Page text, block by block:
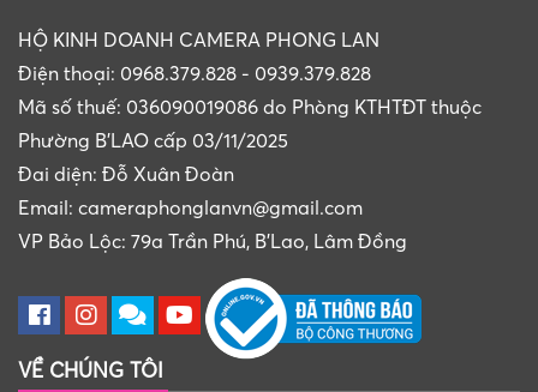
HỘ KINH DOANH CAMERA PHONG LAN
Điện thoại: 0968.379.828 - 0939.379.828
Mã số thuế: 036090019086 do Phòng KTHTĐT thuộc
Phường B'LAO cấp 03/11/2025
Đai diện: Đỗ Xuân Đoàn
Email: cameraphonglanvn@gmail.com
VP Bảo Lộc: 79a Trần Phú, B'Lao, Lâm Đồng
VỀ CHÚNG TÔI